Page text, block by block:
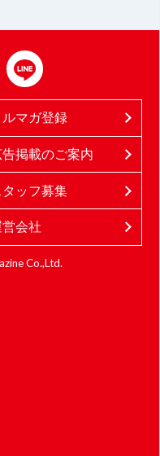
ルマガ登録
告掲載のご案内
タッフ募集
会社
Co.,Ltd.